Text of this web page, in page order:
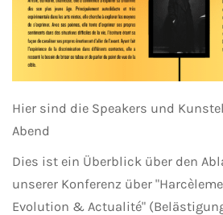
Hier sind die Speakers und
Abend
Dies ist ein Überblick über den
unserer Konferenz über
Evolution & Actualité"